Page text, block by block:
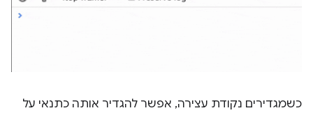
כשמגדירים נקודת עצירה, אפשר להגדיר אותה כתנאי על